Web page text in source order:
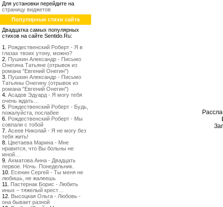
Для установки перейдите на
страницу виджетов
Популярные стихи сайта
Двадцатка самых популярных
стихов на сайте Sentido.Ru:
1. Рождественский Роберт - Я в
глазах твоих утону, можно?
2. Пушкин Александр - Письмо
Онегина Татьяне (отрывок из
романа "Евгений Онегин")
3. Пушкин Александр - Письмо
Татьяны Онегину (отрывок из
романа "Евгений Онегин")
4. Асадов Эдуард - Я могу тебя
очень ждать…
5. Рождественский Роберт - Будь,
пожалуйста, послабее
6. Рождественский Роберт - Мы
совпали с тобой
7. Асеев Николай - Я не могу без
тебя жить!
8. Цветаева Марина - Мне
нравится, что Вы больны не
мной…
9. Ахматова Анна - Двадцать
первое. Ночь. Понедельник.
10. Есенин Сергей - Ты меня не
любишь, не жалеешь
11. Пастернак Борис - Любить
иных – тяжелый крест…
12. Высоцкая Ольга - Любовь -
она бывает разной